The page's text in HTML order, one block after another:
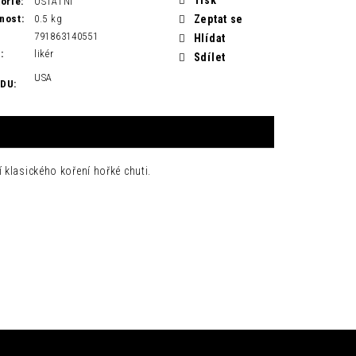
:
0.5 kg
791863140551
:
likér
:
USA
Zeptat se
Hlídat
Sdílet
koření hořké chuti.